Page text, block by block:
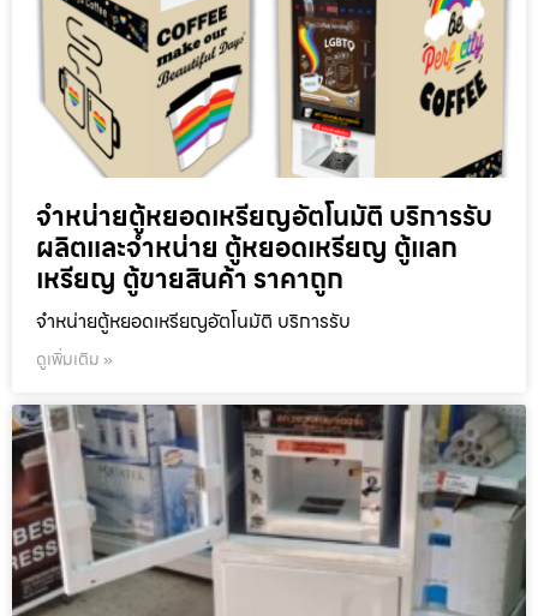
จำหน่ายตู้หยอดเหรียญ​อัตโนมัติ บริการรับ
ผลิตและจำหน่าย ตู้หยอดเหรียญ ตู้แลก
เหรียญ ตู้ขายสินค้า ราคาถูก
จำหน่ายตู้หยอดเหรียญ​อัตโนมัติ บริการรับ
ดูเพิ่มเติม »